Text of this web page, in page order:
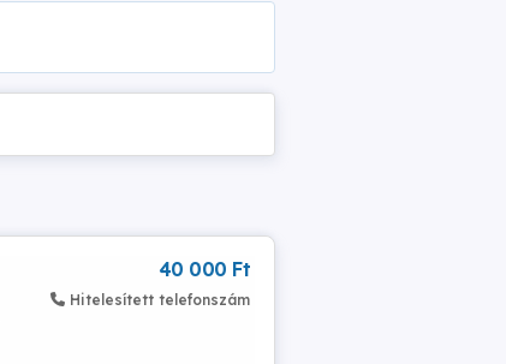
40 000 Ft
Hitelesített telefonszám